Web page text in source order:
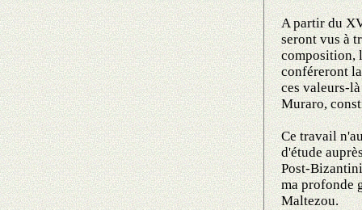
A partir du
seront vus à
composition,
conféreront
ces valeurs-
Muraro,
Ce travail
d'étude
Post-
ma profonde
Maltezou.